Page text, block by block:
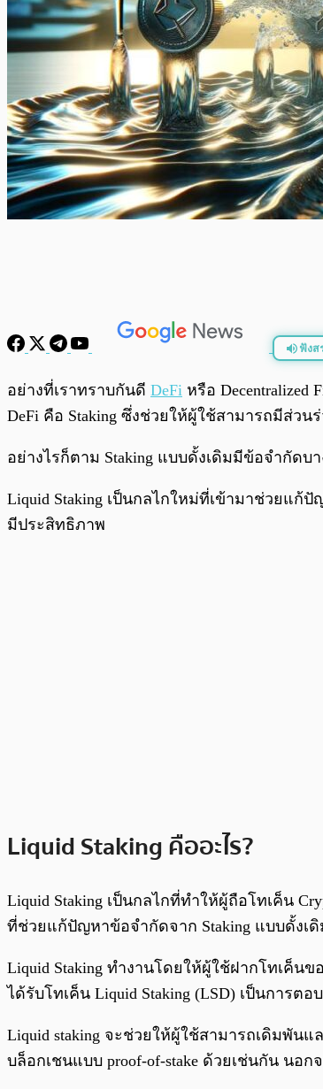
ฟังส
อย่างที่เราทราบกันดี DeFi หรือ
DeFi คือ Staking ซึ่งช่วยให้ผู้ใช้สามารถมีส่ว
อย่างไรก็ตาม Staking แบบดั้งเดิมมีข้อจำกัดบ
Liquid Staking เป็นกลไกใหม่ที่เข้ามาช่วยแก้
มีประสิทธิภาพ
Liquid Staking คืออะไร?
Liquid Staking เป็นกลไกที่ทำให้ผู้ถือโทเค็น
ที่ช่วยแก้ปัญหาข้อจำกัดจาก Staking แบบดั้งเดิ
Liquid Staking ทำงานโดยให้ผู้ใช้ฝากโทเค็น
ได้รับโทเค็น Liquid Staking (LSD) เป็นการ
Liquid staking จะช่วยให้ผู้ใช้สามารถเดิมพั
บล็อกเชนแบบ proof-of-stake ด้วยเช่นกัน นอ